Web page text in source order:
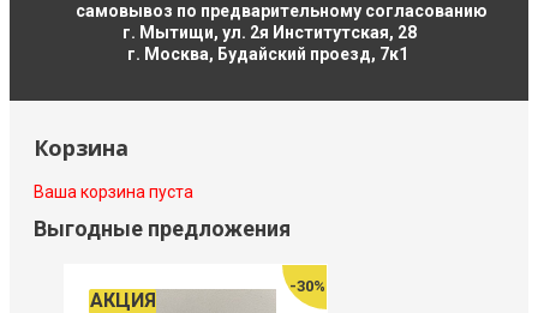
самовывоз по предварительному согласованию
г. Мытищи, ул. 2я Институтская, 28
г. Москва, Будайский проезд, 7к1
Корзина
Ваша корзина пуста
Выгодные предложения
-30%
АКЦИЯ